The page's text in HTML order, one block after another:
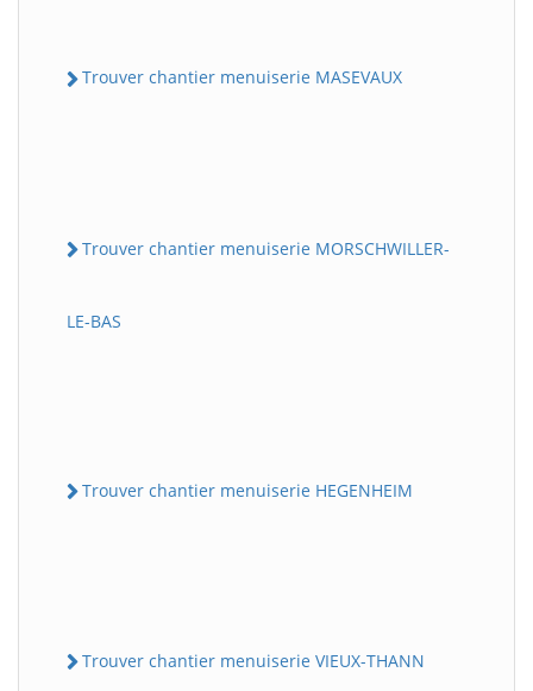
Trouver chantier menuiserie MASEVAUX
Trouver chantier menuiserie MORSCHWILLER-
LE-BAS
Trouver chantier menuiserie HEGENHEIM
Trouver chantier menuiserie VIEUX-THANN